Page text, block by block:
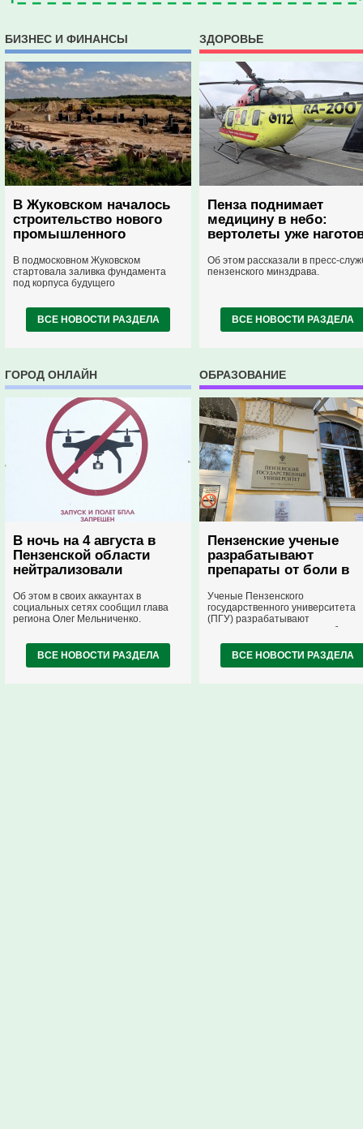
БИЗНЕС И ФИНАНСЫ
В Жуковском началось
строительство нового
промышленного
В подмосковном Жуковском
стартовала заливка фундамента
под корпуса будущего
На выделенной территории
площадью 15,5 гектара
строительные работы выполняются
ВСЕ НОВОСТИ РАЗДЕЛА
ЗДОРОВЬЕ
Пенза поднимает
медицину в небо:
вертолеты уже
Об этом рассказали в пресс-
пензенского минздрава.
ВСЕ НОВОСТИ РАЗДЕЛА
ГОРОД ОНЛАЙН
В ночь на 4 августа в
Пензенской области
нейтрализовали
Об этом в своих аккаунтах в
социальных сетях сообщил глава
региона Олег Мельниченко.
ВСЕ НОВОСТИ РАЗДЕЛА
ОБРАЗОВАНИЕ
Пензенские ученые
разрабатывают
препараты от боли в
вербены
Ученые Пензенского
государственного университета
(ПГУ) разрабатывают
растительные леденцы от боли в
горле и препараты для
стоматологии на основе
лекарственной вербены.
ВСЕ НОВОСТИ РАЗДЕЛА